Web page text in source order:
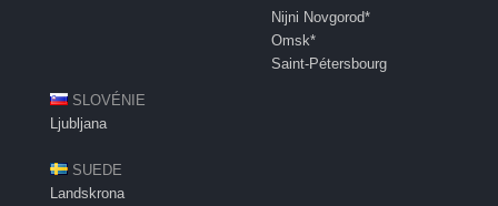
Nijni Novgorod*
Omsk*
Saint-Pétersbourg
SLOVÉNIE
Ljubljana
SUEDE
Landskrona